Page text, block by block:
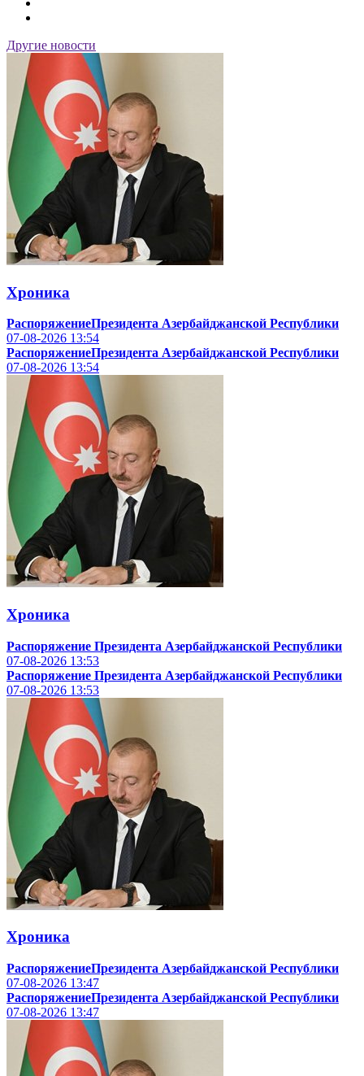
Другие новости
Хроника
РаспоряжениеПрезидента Азербайджанской Республики
07-08-2026 13:54
РаспоряжениеПрезидента Азербайджанской Республики
07-08-2026 13:54
Хроника
Распоряжение Президента Азербайджанской Республики
07-08-2026 13:53
Распоряжение Президента Азербайджанской Республики
07-08-2026 13:53
Хроника
РаспоряжениеПрезидента Азербайджанской Республики
07-08-2026 13:47
РаспоряжениеПрезидента Азербайджанской Республики
07-08-2026 13:47